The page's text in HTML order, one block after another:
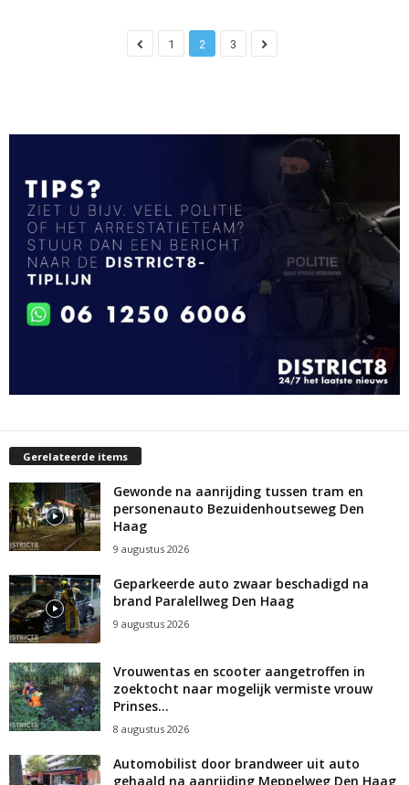
1 2 3
Gerelateerde items
Gewonde na aanrijding tussen tram en
personenauto Bezuidenhoutseweg Den
Haag
9 augustus 2026
Geparkeerde auto zwaar beschadigd na
brand Paralellweg Den Haag
9 augustus 2026
Vrouwentas en scooter aangetroffen in
zoektocht naar mogelijk vermiste vrouw
Prinses...
8 augustus 2026
Automobilist door brandweer uit auto
gehaald na aanrijding Meppelweg Den Haag